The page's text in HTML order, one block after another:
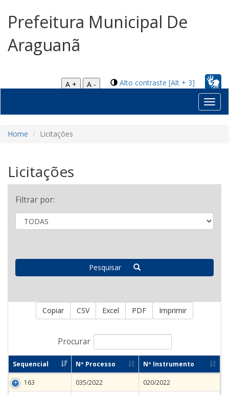
Prefeitura Municipal De
Araguanã
Alto contraste [Alt + 3]
A +
A -
Home Licitações
Licitações
Filtrar por:
Pesquisar
Copiar CSV Excel PDF Imprimir
Procurar
Sequencial Nº Processo Nº Instrumento
163 035/2022
020/2022